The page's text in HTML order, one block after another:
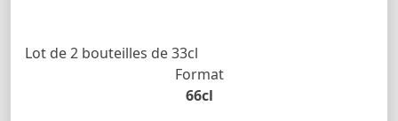
Lot de 2 bouteilles de 33cl
Format
66cl